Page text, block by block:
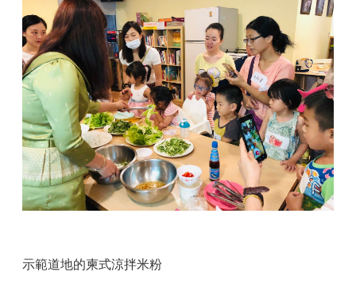
示範道地的柬式涼拌米粉